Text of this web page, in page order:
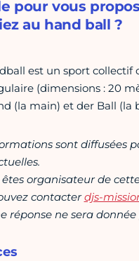
pour vous
au hand ball ?
est un sport collectif
(dimensions : 20
(la main) et der Ball (la
sont diffusées
êtes organisateur de
contacterdjs-
réponse ne sera